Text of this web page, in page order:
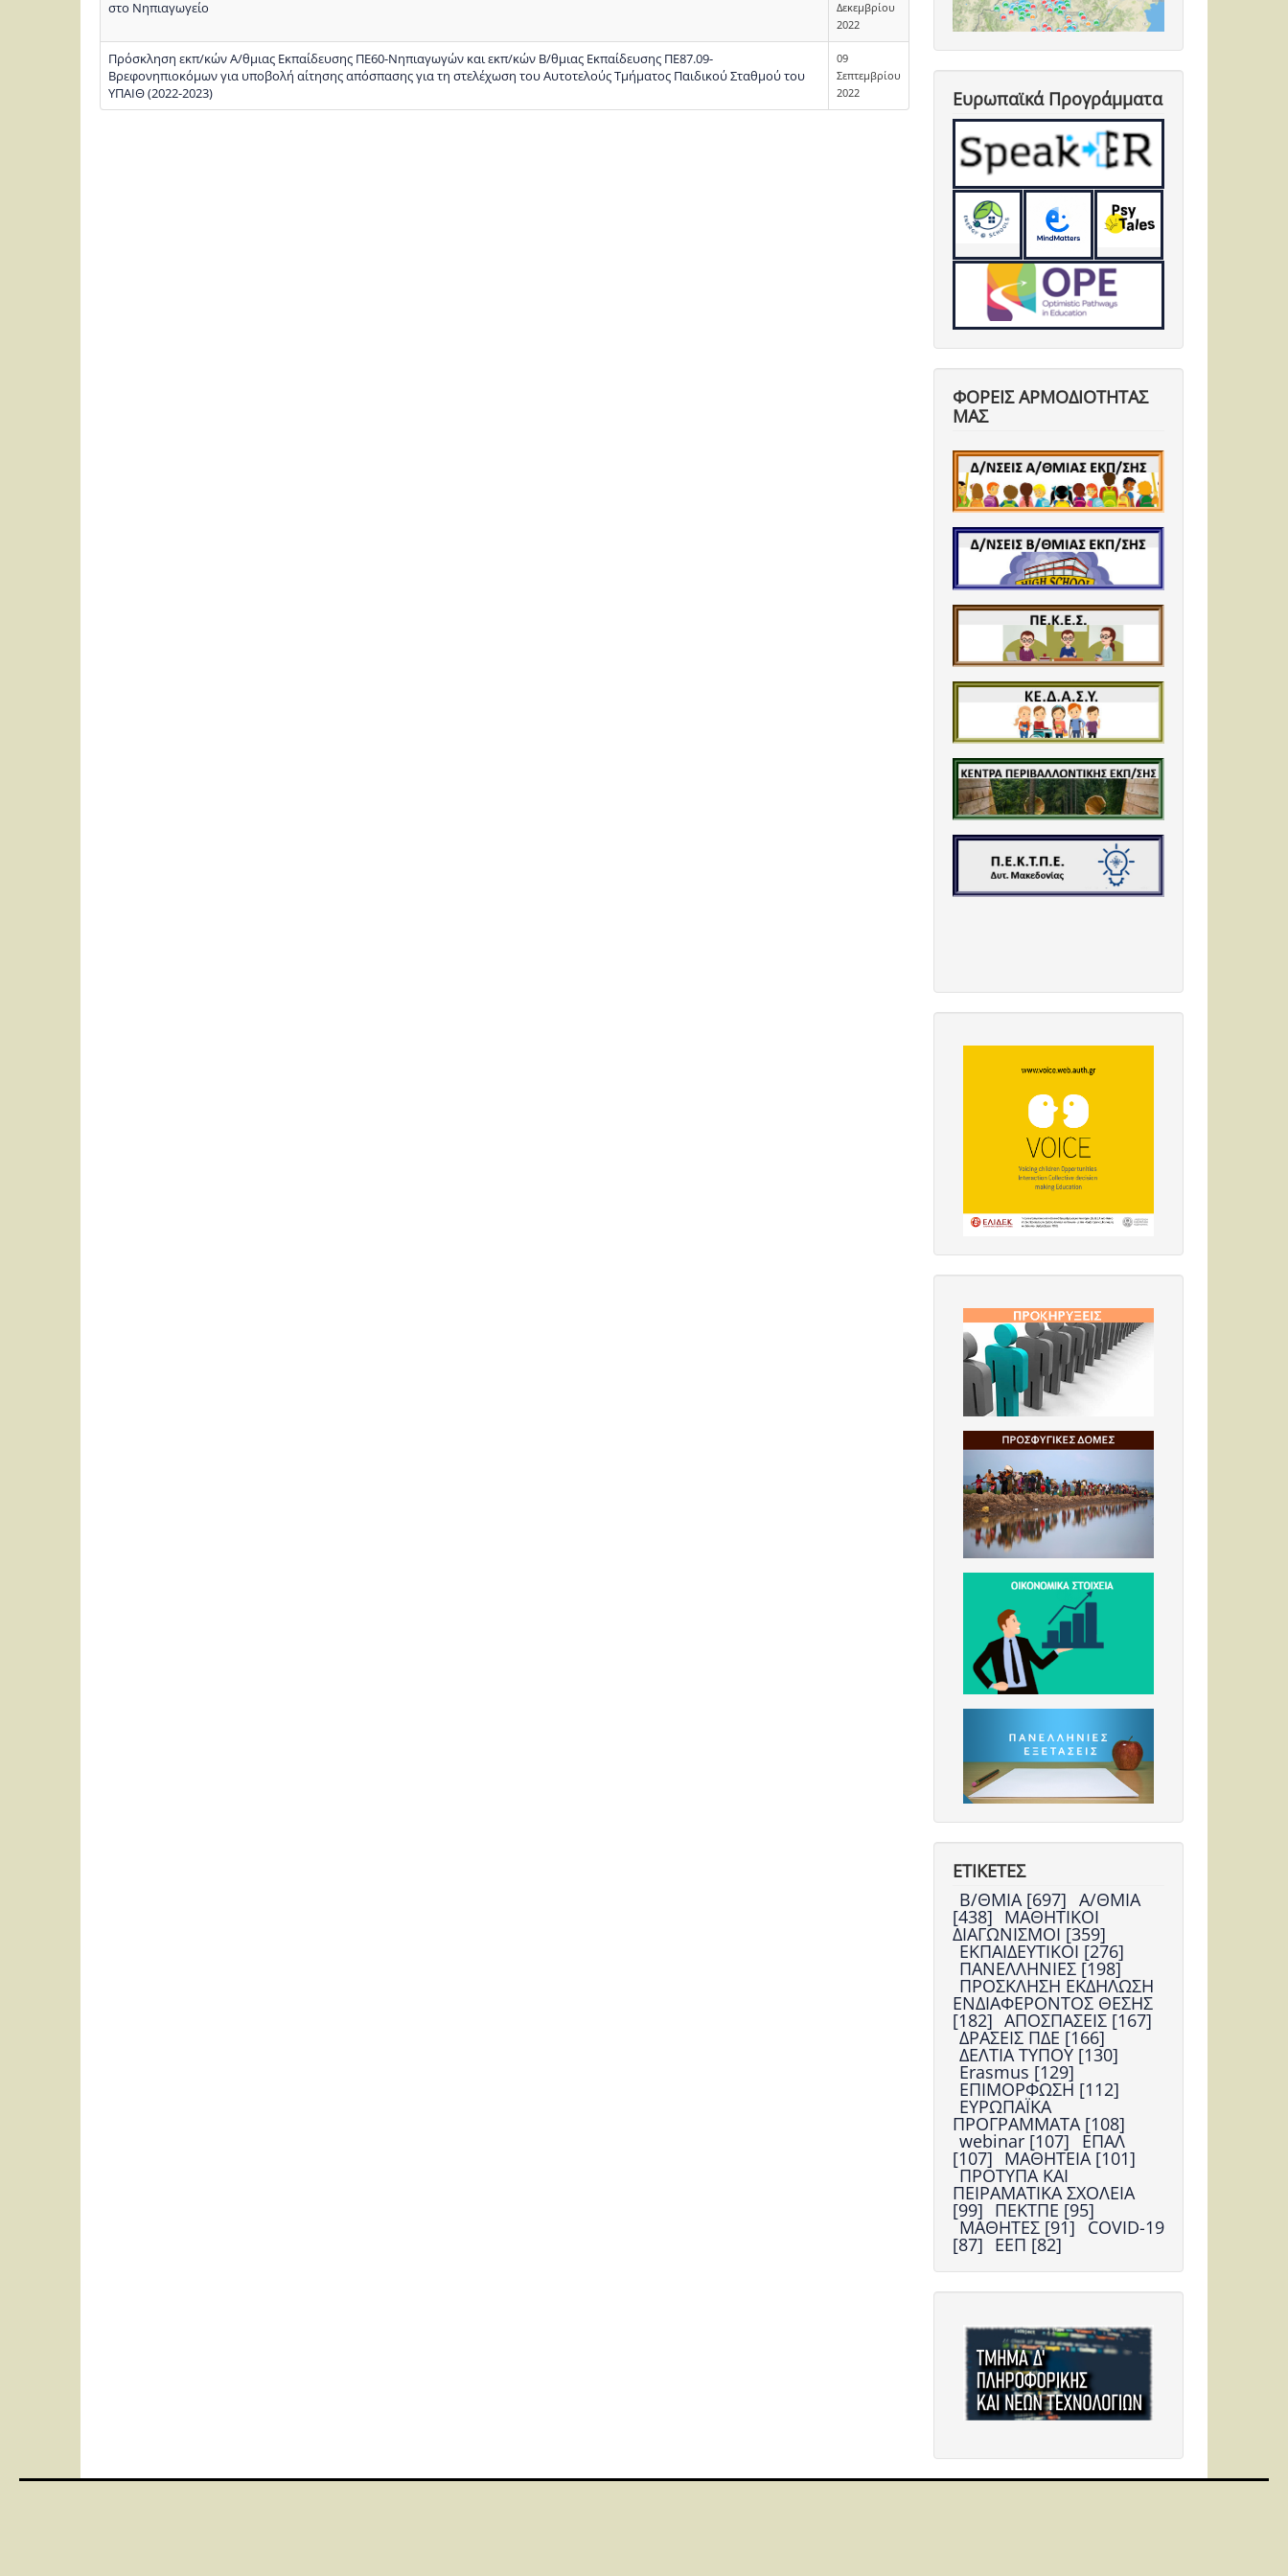
στο Νηπιαγωγείο
Δεκεμβρίου
2022
Πρόσκληση εκπ/κών Α/θμιας Εκπαίδευσης ΠΕ60-Νηπιαγωγών και εκπ/κών Β/θμιας Εκπαίδευσης ΠΕ87.09-
Βρεφονηπιοκόμων για υποβολή αίτησης απόσπασης για τη στελέχωση του Αυτοτελούς Τμήματος Παιδικού Σταθμού του
ΥΠΑΙΘ (2022-2023)
09
Σεπτεμβρίου
2022
Ευρωπαϊκά Προγράμματα
ΦΟΡΕΙΣ ΑΡΜΟΔΙΟΤΗΤΑΣ
ΜΑΣ
ΕΤΙΚΕΤΕΣ
Β/ΘΜΙΑ [697] Α/ΘΜΙΑ
[438] ΜΑΘΗΤΙΚΟΙ
ΔΙΑΓΩΝΙΣΜΟΙ [359]
ΕΚΠΑΙΔΕΥΤΙΚΟΙ [276]
ΠΑΝΕΛΛΗΝΙΕΣ [198]
ΠΡΟΣΚΛΗΣΗ ΕΚΔΗΛΩΣΗ
ΕΝΔΙΑΦΕΡΟΝΤΟΣ ΘΕΣΗΣ
[182] ΑΠΟΣΠΑΣΕΙΣ [167]
ΔΡΑΣΕΙΣ ΠΔΕ [166]
ΔΕΛΤΙΑ ΤΥΠΟΥ [130]
Erasmus [129]
ΕΠΙΜΟΡΦΩΣΗ [112]
ΕΥΡΩΠΑΪΚΑ
ΠΡΟΓΡΑΜΜΑΤΑ [108]
webinar [107] ΕΠΑΛ
[107] ΜΑΘΗΤΕΙΑ [101]
ΠΡΟΤΥΠΑ ΚΑΙ
ΠΕΙΡΑΜΑΤΙΚΑ ΣΧΟΛΕΙΑ
[99] ΠΕΚΤΠΕ [95]
ΜΑΘΗΤΕΣ [91] COVID-19
[87] ΕΕΠ [82]